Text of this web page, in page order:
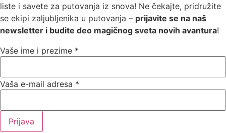
liste i savete za putovanja iz snova! Ne čekajte, pridružite
se ekipi zaljubljenika u putovanja – prijavite se na naš
newsletter i budite deo magičnog sveta novih avantura!
Vaše ime i prezime *
Vaša e-mail adresa *
Prijava